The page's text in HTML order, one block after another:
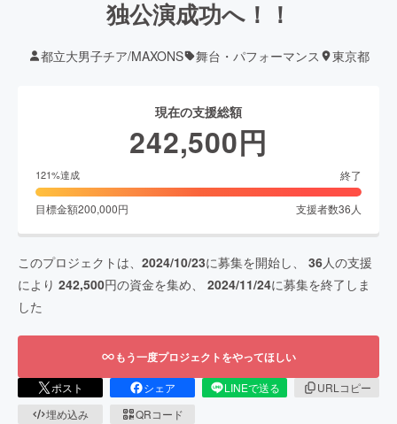
独公演成功へ！！
都立大男子チア/MAXONS 舞台・パフォーマンス 東京都
現在の支援総額
242,500円
121%達成 終了
目標金額200,000円 支援者数36 人
このプロジェクトは、 2024/10/23に募集を開始し、 36人の支援
により 242,500円の資金を集め、 2024/11/24に募集を終了しま
した
もう一度プロジェクトをやってほしい
ポスト シェア LINEで送る
URLコピー
埋め込み
QRコード